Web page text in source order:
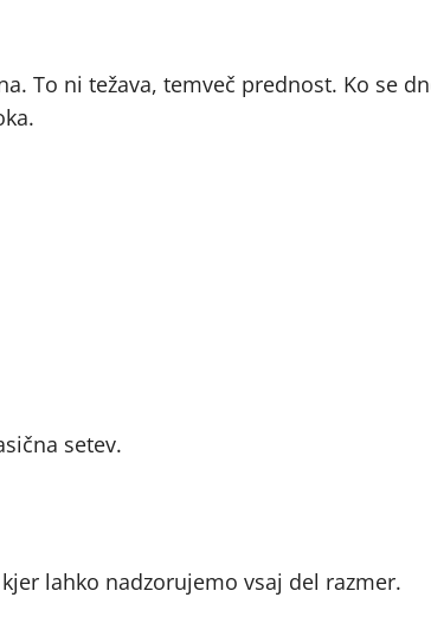
To ni težava, temveč prednost. Ko se
setev.
lahko nadzorujemo vsaj del razmer.